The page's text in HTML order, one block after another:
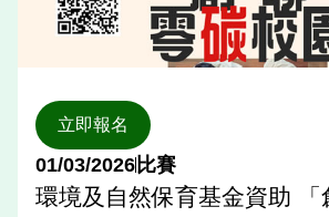
立即報名
01/03/2026 比賽
環境及自然保育基金資助 「